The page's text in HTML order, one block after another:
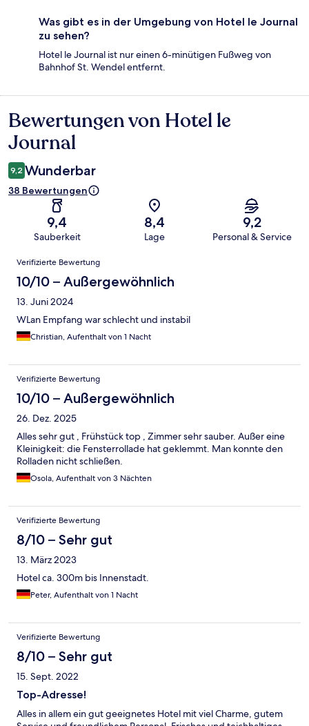
Was gibt es in der Umgebung von Hotel le Journal
zu sehen?
Hotel le Journal ist nur einen 6-minütigen Fußweg von
Bahnhof St. Wendel entfernt.
Bewertungen
Bewertungen von Hotel le
Journal
9,2 Wunderbar
38 Bewertungen
9,4
Sauberkeit
8,4
Lage
9,2
Personal & Service
Bewertungen
Verifizierte Bewertung
10/10 – Außergewöhnlich
13. Juni 2024
WLan Empfang war schlecht und instabil
Christian, Aufenthalt von 1 Nacht
Verifizierte Bewertung
10/10 – Außergewöhnlich
26. Dez. 2025
Alles sehr gut , Frühstück top , Zimmer sehr sauber. Außer eine
Kleinigkeit: die Fensterrollade hat geklemmt. Man konnte den
Rolladen nicht schließen.
Osola, Aufenthalt von 3 Nächten
Verifizierte Bewertung
8/10 – Sehr gut
13. März 2023
Hotel ca. 300m bis Innenstadt.
Peter, Aufenthalt von 1 Nacht
Verifizierte Bewertung
8/10 – Sehr gut
15. Sept. 2022
Top-Adresse!
Alles in allem ein gut geeignetes Hotel mit viel Charme, gutem